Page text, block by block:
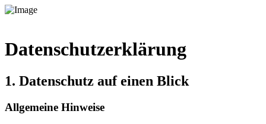
Datenschutz­erklärung
1. Datenschutz auf einen Blick
Allgemeine Hinweise